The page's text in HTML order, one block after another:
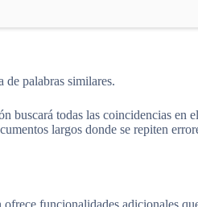
de palabras similares.
buscará todas las coincidencias en
largos donde se repiten
funcionalidades adicionales